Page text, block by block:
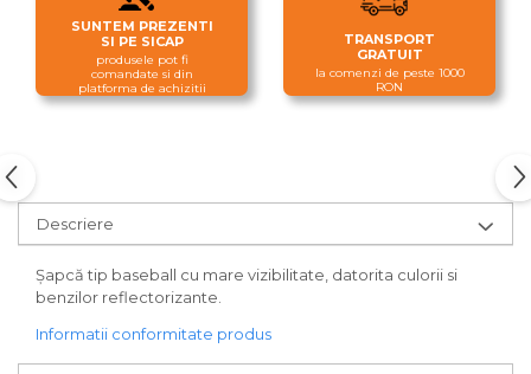
SUNTEM PREZENTI
SI PE SICAP
produsele pot fi
comandate si din
platforma de achizitii
TRANSPORT
GRATUIT
la comenzi de peste 1000
RON
Descriere
Şapcă tip baseball cu mare vizibilitate, datorita culorii si
benzilor reflectorizante.
Informatii conformitate produs